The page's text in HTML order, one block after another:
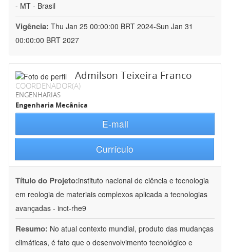
- MT - Brasil
Vigência: Thu Jan 25 00:00:00 BRT 2024-Sun Jan 31
00:00:00 BRT 2027
Admilson Teixeira Franco
COORDENADOR(A)
ENGENHARIAS
Engenharia Mecânica
E-mail
Currículo
Título do Projeto:instituto nacional de ciência e tecnologia
em reologia de materiais complexos aplicada a tecnologias
avançadas - inct-rhe9
Resumo: No atual contexto mundial, produto das mudanças
climáticas, é fato que o desenvolvimento tecnológico e